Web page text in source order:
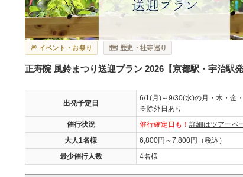
🎆 イベント・お祭り 🗺️ 歴史・社寺巡り
正寿院 風鈴まつり送迎プラン 2026【京都駅・宇治駅発
出発予定日
6/1(月)～9/30(水)の月・木・金
※除外日あり
催行状況
催行確定日も！ 詳細はツアーペ
大人1名様
6,800円～7,800円（税込）
最少催行人数
4名様